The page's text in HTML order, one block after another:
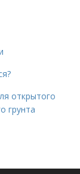
открытого
грунта